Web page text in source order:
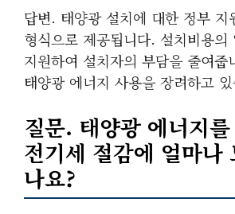
답변. 태양광 설치에 대한 정부 지
형식으로 제공됩니다. 설치비용의
지원하여 설치자의 부담을 줄여줍
태양광 에너지 사용을 장려하고
질문. 태양광 에너지
전기세 절감에 얼마나
나요?